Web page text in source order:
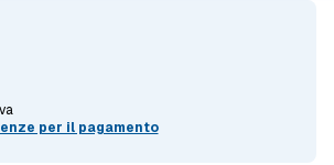
per il pagamento